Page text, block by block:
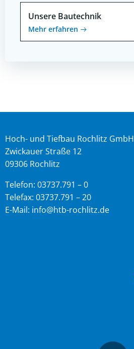
Unsere Bautechnik
Mehr erfahren
Hoch- und Tiefbau Rochlitz GmbH
Zwickauer Straße 12
09306 Rochlitz
Telefon: 03737.791 – 0
Telefax: 03737.791 – 20
E-Mail: info@htb-rochlitz.de